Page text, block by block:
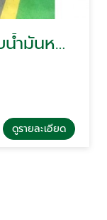
บริษัทรับให้คำปรึกษาระบบน้ำมันหล่อลื่นโรงงาน
ดูรายละเอียด